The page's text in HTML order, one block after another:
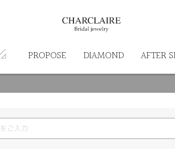
PROPOSE DIAMOND AFTER